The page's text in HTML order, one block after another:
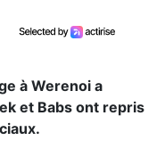
à Werenoi a
et Babs ont repris